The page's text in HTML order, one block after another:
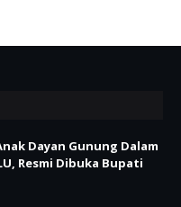
Dayan Gunung Dalam
Resmi Dibuka Bupati